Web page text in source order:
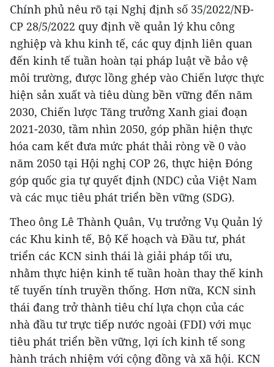
Chính phủ nêu rõ tại Nghị định số 35/2022/NĐ-
CP 28/5/2022 quy định về quản lý khu công
nghiệp và khu kinh tế, các quy định liên quan
đến kinh tế tuần hoàn tại pháp luật về bảo vệ
môi trường, được lồng ghép vào Chiến lược thực
hiện sản xuất và tiêu dùng bền vững đến năm
2030, Chiến lược Tăng trưởng Xanh giai đoạn
2021-2030, tầm nhìn 2050, góp phần hiện thực
hóa cam kết đưa mức phát thải ròng về 0 vào
năm 2050 tại Hội nghị COP 26, thực hiện Đóng
góp quốc gia tự quyết định (NDC) của Việt Nam
và các mục tiêu phát triển bền vững (SDG).
Theo ông Lê Thành Quân, Vụ trưởng Vụ Quản lý
các Khu kinh tế, Bộ Kế hoạch và Đầu tư, phát
triển các KCN sinh thái là giải pháp tối ưu,
nhằm thực hiện kinh tế tuần hoàn thay thế kinh
tế tuyến tính truyền thống. Hơn nữa, KCN sinh
thái đang trở thành tiêu chí lựa chọn của các
nhà đầu tư trực tiếp nước ngoài (FDI) với mục
tiêu phát triển bền vững, lợi ích kinh tế song
hành trách nhiệm với cộng đồng và xã hội. KCN